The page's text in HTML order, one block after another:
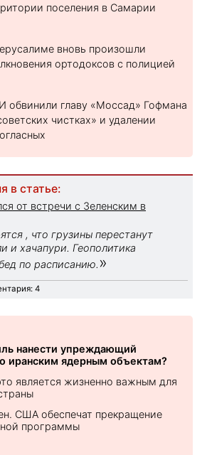
поселения в Самарии
вновь произошли
ортодоксов с полицией
обвинили главу «Моссад» Гофмана
чистках» и удалении
в статье:
от встречи с Зеленским в
, что грузины перестанут
и хачапури. Геополитика
по расписанию. »
4
нанести упреждающий
иранским ядерным объектам?
является жизненно важным для
США обеспечат прекращение
программы